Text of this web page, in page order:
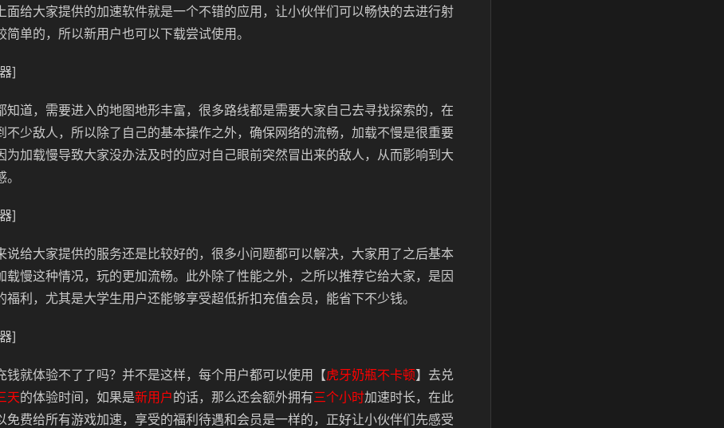
面给大家提供的加速软件就是一个不错的应用，让小伙伴们可以畅快的去进行射
简单的，所以新用户也可以下载尝试使用。
]
知道，需要进入的地图地形丰富，很多路线都是需要大家自己去寻找探索的，在
不少敌人，所以除了自己的基本操作之外，确保网络的流畅，加载不慢是很重要
为加载慢导致大家没办法及时的应对自己眼前突然冒出来的敌人，从而影响到大
]
说给大家提供的服务还是比较好的，很多小问题都可以解决，大家用了之后基本
载慢这种情况，玩的更加流畅。此外除了性能之外，之所以推荐它给大家，是因
福利，尤其是大学生用户还能够享受超低折扣充值会员，能省下不少钱。
]
钱就体验不了了吗？并不是这样，每个用户都可以使用【虎牙奶瓶不卡顿】去兑
天的体验时间，如果是新用户的话，那么还会额外拥有三个小时加速时长，在此
免费给所有游戏加速，享受的福利待遇和会员是一样的，正好让小伙伴们先感受